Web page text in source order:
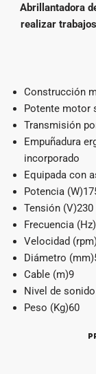
Abrillantadora
realizar
Construcción
Potente motor
Transmisión
Empuñadura
incorporado
Equipada con
Potencia
Tensión (V)230
Frecuencia
Velocidad
Diámetro
Cable (m)9
Nivel de
Peso (Kg)60